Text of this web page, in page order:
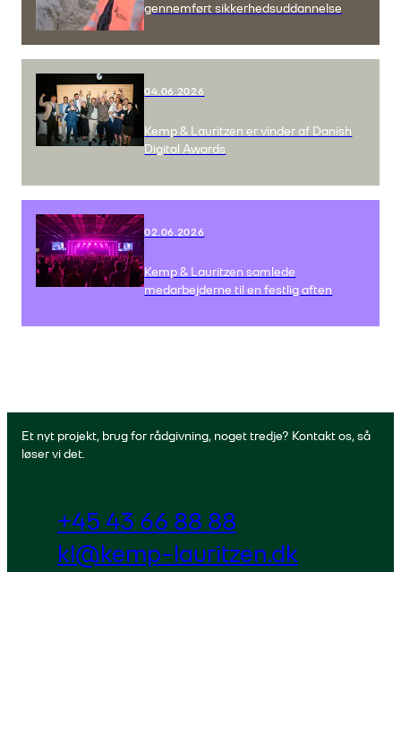
gennemført sikkerhedsuddannelse
04.06.2026
Kemp & Lauritzen er vinder af Danish
Digital Awards
02.06.2026
Kemp & Lauritzen samlede
medarbejderne til en festlig aften
Et nyt projekt, brug for rådgivning, noget tredje? Kontakt os, så
løser vi det.
+45 43 66 88 88
kl@kemp-lauritzen.dk